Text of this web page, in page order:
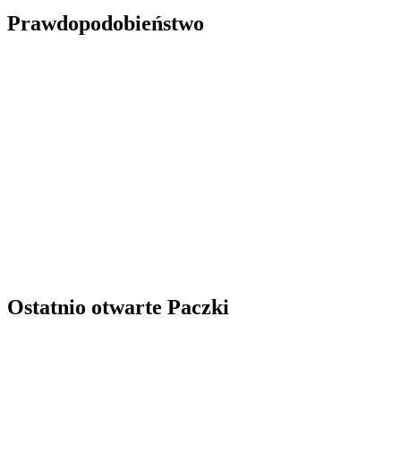
Prawdopodobieństwo
Ostatnio otwarte Paczki